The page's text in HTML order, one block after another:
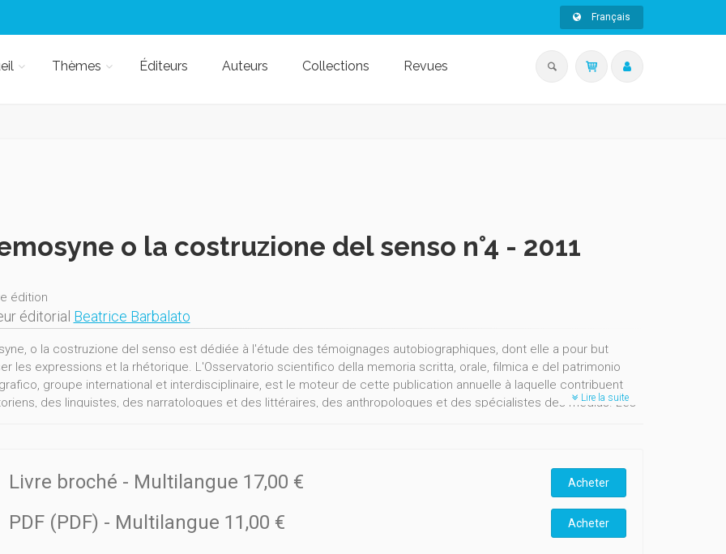
Français
Thèmes Éditeurs Auteurs Collections Revues
o la costruzione del senso n°4 - 2011
édition
éditorial Beatrice Barbalato
o la costruzione del senso est dédiée à l'étude des témoignages autobiographiques, dont elle a pour but
les expressions et la rhétorique. L'Osservatorio scientifico della memoria scritta, orale, filmica e del patrimonio
groupe international et interdisciplinaire, est le moteur de cette publication annuelle à laquelle contribuent
des linguistes, des narratologues et des littéraires, des anthropologues et des spécialistes des médias. Les
Lire la suite
Livre broché - Multilangue 17,00 € Acheter
PDF (PDF) - Multilangue 11,00 € Acheter